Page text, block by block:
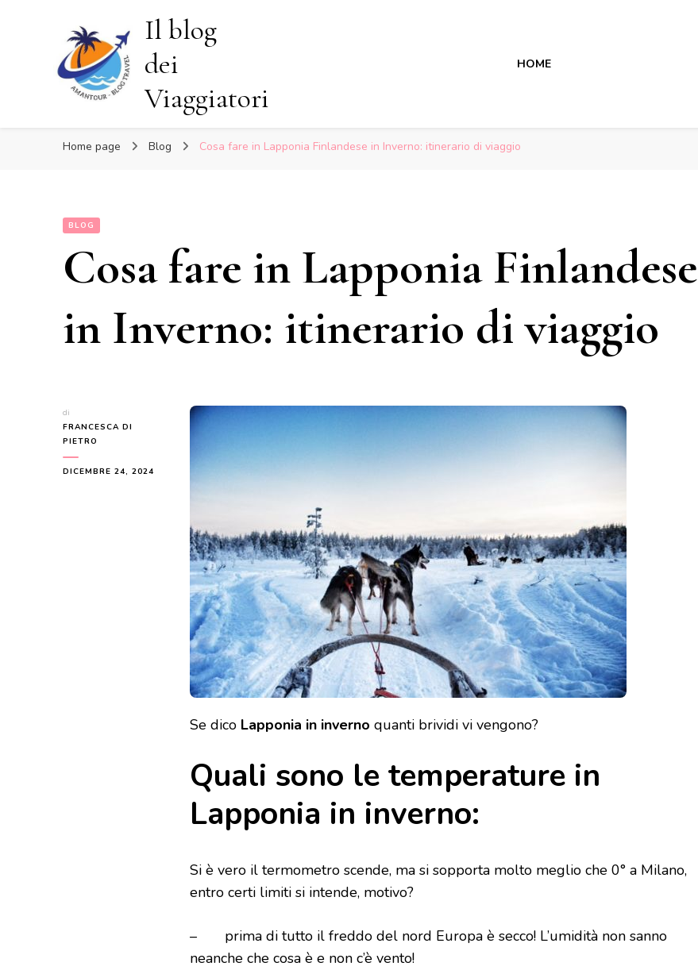
Il blog
dei
Viaggiatori
HOME
Home page Blog Cosa fare in Lapponia Finlandese in Inverno: itinerario di viaggio
BLOG
Cosa fare in Lapponia Finlandese
in Inverno: itinerario di viaggio
di
FRANCESCA DI
PIETRO
DICEMBRE 24, 2024
Se dico Lapponia in inverno quanti brividi vi vengono?
Quali sono le temperature in
Lapponia in inverno:
Si è vero il termometro scende, ma si sopporta molto meglio che 0° a Milano,
entro certi limiti si intende, motivo?
– prima di tutto il freddo del nord Europa è secco! L’umidità non sanno
neanche che cosa è e non c’è vento!